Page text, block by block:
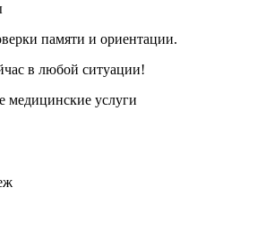
памяти и ориентации.
в любой ситуации!
медицинские услуги